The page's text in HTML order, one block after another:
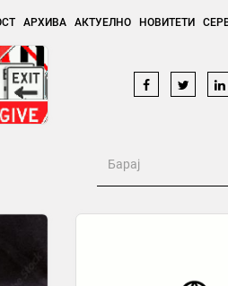
АРХИВА АКТУЕЛНО НОВИТЕТИ